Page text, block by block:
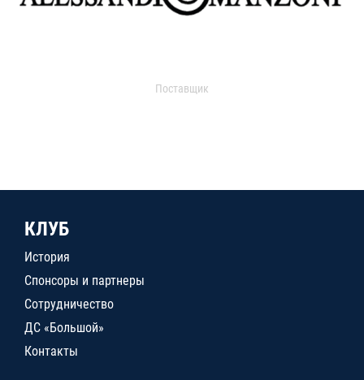
Поставщик
КЛУБ
История
Спонсоры и партнеры
Сотрудничество
ДС «Большой»
Контакты